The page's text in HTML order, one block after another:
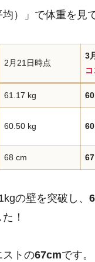
均）」で体重を見
2月21日時点
3
コ
61.17 kg
60.50 kg
68 cm
の壁を突破し、
！
ストの67cmです。